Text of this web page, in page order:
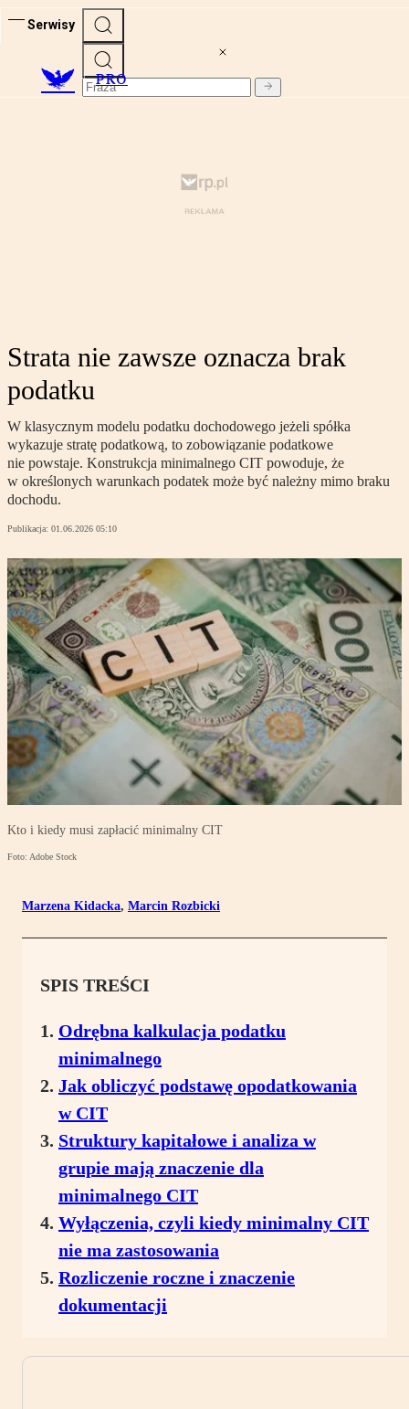
Serwisy
PRO
Strata nie zawsze oznacza brak
podatku
W klasycznym modelu podatku dochodowego jeżeli spółka
wykazuje stratę podatkową, to zobowiązanie podatkowe
nie powstaje. Konstrukcja minimalnego CIT powoduje, że
w określonych warunkach podatek może być należny mimo braku
dochodu.
Publikacja: 01.06.2026 05:10
Kto i kiedy musi zapłacić minimalny CIT
Foto: Adobe Stock
Marzena Kidacka, Marcin Rozbicki
SPIS TREŚCI
Odrębna kalkulacja podatku
minimalnego
Jak obliczyć podstawę opodatkowania
w CIT
Struktury kapitałowe i analiza w
grupie mają znaczenie dla
minimalnego CIT
Wyłączenia, czyli kiedy minimalny CIT
nie ma zastosowania
Rozliczenie roczne i znaczenie
dokumentacji